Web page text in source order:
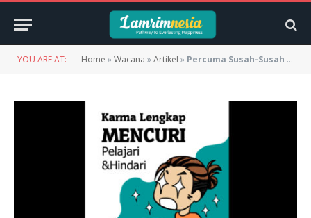
YOU ARE AT: Home »Wacana »Artikel » Percuma Susah-Susah Cari Duit Kalau Kamu Masih Melakukan Hal Ini – Jalan Lengkap Karma Mencuri